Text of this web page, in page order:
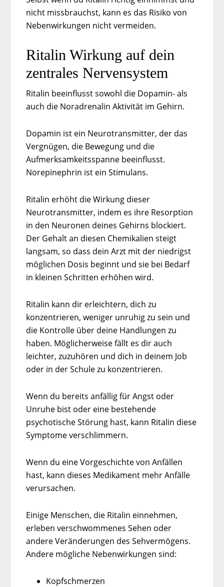
nicht missbrauchst, kann es das Risiko von
Nebenwirkungen nicht vermeiden.
Ritalin Wirkung auf dein
zentrales Nervensystem
Ritalin beeinflusst sowohl die Dopamin- als
auch die Noradrenalin Aktivität im Gehirn.
Dopamin ist ein Neurotransmitter, der das
Vergnügen, die Bewegung und die
Aufmerksamkeitsspanne beeinflusst.
Norepinephrin ist ein Stimulans.
Ritalin erhöht die Wirkung dieser
Neurotransmitter, indem es ihre Resorption
in den Neuronen deines Gehirns blockiert.
Der Gehalt an diesen Chemikalien steigt
langsam, so dass dein Arzt mit der niedrigst
möglichen Dosis beginnt und sie bei Bedarf
in kleinen Schritten erhöhen wird.
Ritalin kann dir erleichtern, dich zu
konzentrieren, weniger unruhig zu sein und
die Kontrolle über deine Handlungen zu
haben. Möglicherweise fällt es dir auch
leichter, zuzuhören und dich in deinem Job
oder in der Schule zu konzentrieren.
Wenn du bereits anfällig für Angst oder
Unruhe bist oder eine bestehende
psychotische Störung hast, kann Ritalin diese
Symptome verschlimmern.
Wenn du eine Vorgeschichte von Anfällen
hast, kann dieses Medikament mehr Anfälle
verursachen.
Einige Menschen, die Ritalin einnehmen,
erleben verschwommenes Sehen oder
andere Veränderungen des Sehvermögens.
Andere mögliche Nebenwirkungen sind:
Kopfschmerzen